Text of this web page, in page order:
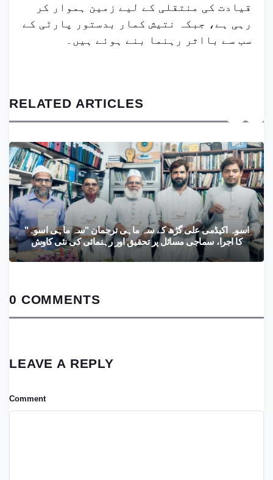
قیادت کی منتقلی کے لیے زمین ہموار کر
رہی ہے، جبکہ نتیش کمار بدستور پارٹی کے
سب سے بااثر رہنما بنے ہوئے ہیں۔
RELATED ARTICLES
اسوہ اکیڈمی علی گڑھ کے سہ ماہی ترجمان "سہ ماہی اسوہ"
کا اجرا، سماجی مسائل پر تحقیق اور رہنمائی کی نئی کاوش
0 COMMENTS
LEAVE A REPLY
Comment